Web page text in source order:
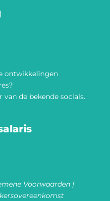
ontwikkelingen
de bekende socials.​
Voorwaarden |